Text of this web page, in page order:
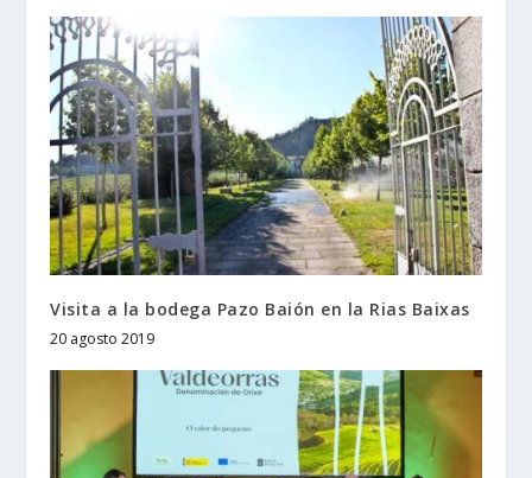
Visita a la bodega Pazo Baión en la Rias Baixas
20 agosto 2019